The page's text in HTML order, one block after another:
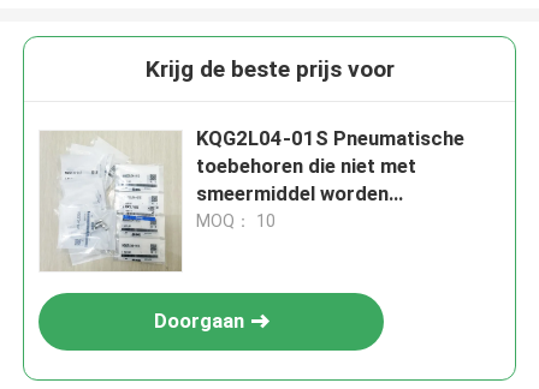
Krijg de beste prijs voor
KQG2L04-01S Pneumatische
toebehoren die niet met
smeermiddel worden
aangedreven
MOQ： 10
Doorgaan